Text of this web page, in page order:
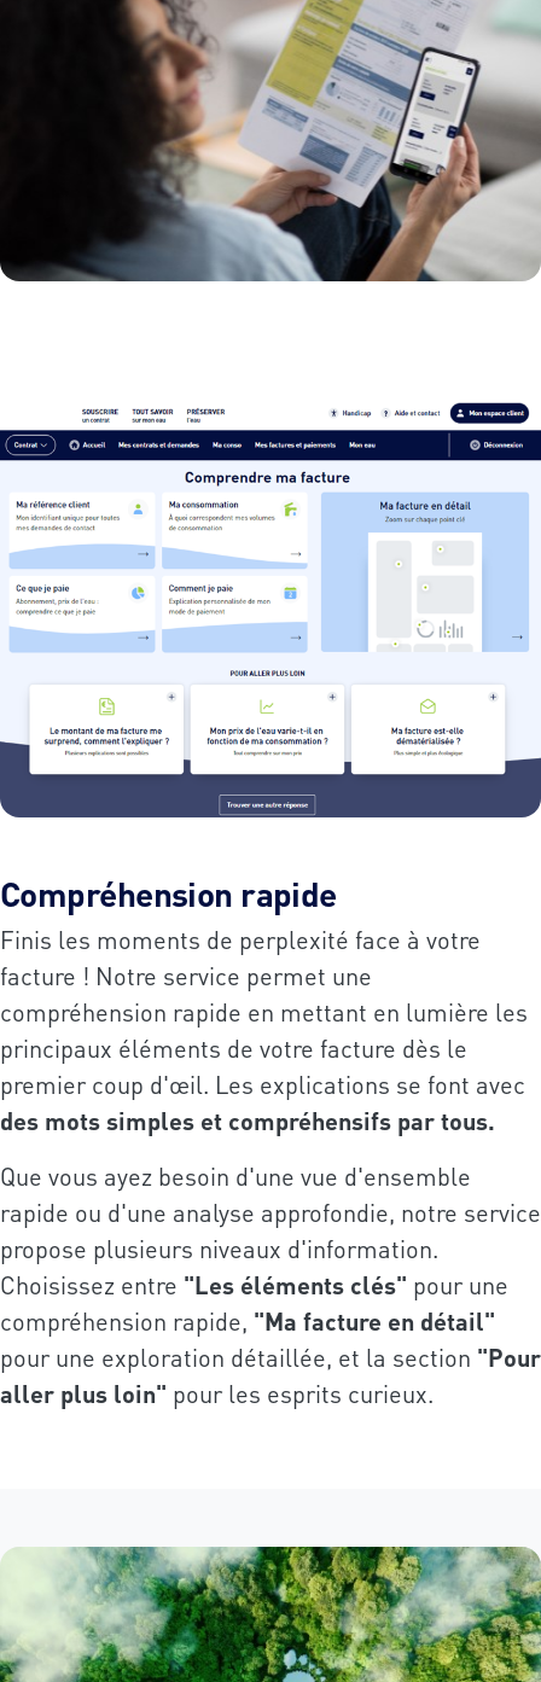
Compréhension rapide
Finis les moments de perplexité face à votre
facture ! Notre service permet une
compréhension rapide en mettant en lumière les
principaux éléments de votre facture dès le
premier coup d'œil. Les explications se font avec
des mots simples et compréhensifs par tous.
Que vous ayez besoin d'une vue d'ensemble
rapide ou d'une analyse approfondie, notre service
propose plusieurs niveaux d'information.
Choisissez entre "Les éléments clés" pour une
compréhension rapide, "Ma facture en détail"
pour une exploration détaillée, et la section "Pour
aller plus loin" pour les esprits curieux.